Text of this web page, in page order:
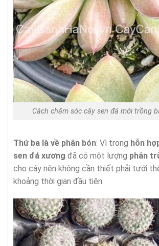
Cách chăm sóc cây sen đá mới trồng
Thứ ba là về phân bón: Vì trong hỗn
sen đá xương đã có một lượng phân
cho cây nên không cần thiết phải tưới
khoảng thời gian đầu tiên.